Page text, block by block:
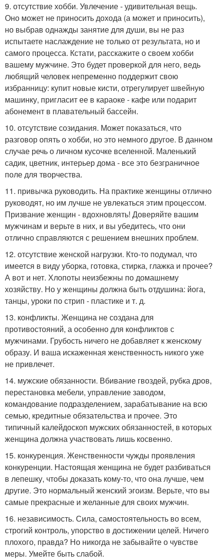
9. отсутствие хобби. Увлечение - удивительная вещь.
Оно может не приносить дохода (а может и приносить),
но выбрав однажды занятие для души, вы не раз
испытаете наслаждение не только от результата, но и
самого процесса. Кстати, расскажите о своем хобби
вашему мужчине. Это будет проверкой для него, ведь
любящий человек непременно поддержит свою
избранницу: купит новые кисти, отрегулирует швейную
машинку, пригласит ее в караоке - кафе или подарит
абонемент в плавательный бассейн.
10. отсутствие созидания. Может показаться, что
разговор опять о хобби, но это немного другое. В данном
случае речь о личном кусочке вселенной. Маленький
садик, цветник, интерьер дома - все это безграничное
поле для творчества.
11. привычка руководить. На практике женщины отлично
руководят, но им лучше не увлекаться этим процессом.
Призвание женщин - вдохновлять! Доверяйте вашим
мужчинам и верьте в них, и вы убедитесь, что они
отлично справляются с решением внешних проблем.
12. отсутствие женской нагрузки. Кто-то подумал, что
имеется в виду уборка, готовка, стирка, глажка и прочее?
А вот и нет. Хлопоты неизбежны по домашнему
хозяйству. Но у женщины должна быть отдушина: йога,
танцы, уроки по стрип - пластике и т. д.
13. конфликты. Женщина не создана для
противостояний, а особенно для конфликтов с
мужчинами. Грубость ничего не добавляет к женскому
образу. И ваша искаженная женственность никого уже
не привлечет.
14. мужские обязанности. Вбивание гвоздей, рубка дров,
перестановка мебели, управление заводом,
командование подразделением, зарабатывание на всю
семью, кредитные обязательства и прочее. Это
типичный калейдоскоп мужских обязанностей, в которых
женщина должна участвовать лишь косвенно.
15. конкуренция. Женственности чужды проявления
конкуренции. Настоящая женщина не будет разбиваться
в лепешку, чтобы доказать кому-то, что она лучше, чем
другие. Это нормальный женский эгоизм. Верьте, что вы
самые прекрасные и желанные для своих мужчин.
16. независимость. Сила, самостоятельность во всем,
строгий контроль, упорство в достижении целей. Ничего
плохого, правда? Но никогда не забывайте о чувстве
меры. Умейте быть слабой.